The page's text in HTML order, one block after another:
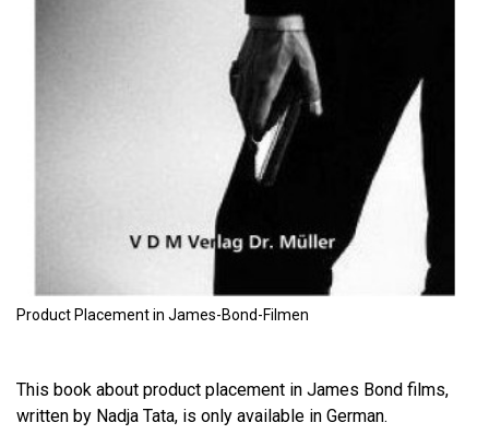
Product Placement in James-Bond-Filmen
This book about product placement in James Bond films,
written by Nadja Tata, is only available in German.